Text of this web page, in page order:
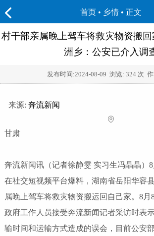
首页 • 乡情 • 正文
村干部亲属晚上驾车将救灾物资搬
洲乡：公安已介入调
发布时间:2024-08-09 浏览: 324 次
来源: 奔流新闻
甘肃
奔流新闻讯（记者徐静雯 实习生冯晶晶）
在社交短视频平台爆料，湖南省岳阳华容
属晚上驾车将救灾物资搬运回自己家。8月
政府工作人员接受奔流新闻记者采访时表
输时间和运输方式造成的误会，目前公安